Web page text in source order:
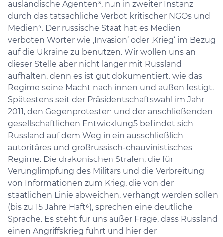
ausländische Agenten³, nun in zweiter Instanz
durch das tatsächliche Verbot kritischer NGOs und
Medien⁴. Der russische Staat hat es Medien
verboten Wörter wie ‚Invasion‘ oder ‚Krieg‘ im Bezug
auf die Ukraine zu benutzen. Wir wollen uns an
dieser Stelle aber nicht länger mit Russland
aufhalten, denn es ist gut dokumentiert, wie das
Regime seine Macht nach innen und außen festigt.
Spätestens seit der Präsidentschaftswahl im Jahr
2011, den Gegenprotesten und der anschließenden
gesellschaftlichen Entwicklung5 befindet sich
Russland auf dem Weg in ein ausschließlich
autoritäres und großrussisch-chauvinistisches
Regime. Die drakonischen Strafen, die für
Verunglimpfung des Militärs und die Verbreitung
von Informationen zum Krieg, die von der
staatlichen Linie abweichen, verhängt werden sollen
(bis zu 15 Jahre Haft⁶), sprechen eine deutliche
Sprache. Es steht für uns außer Frage, dass Russland
einen Angriffskrieg führt und hier der